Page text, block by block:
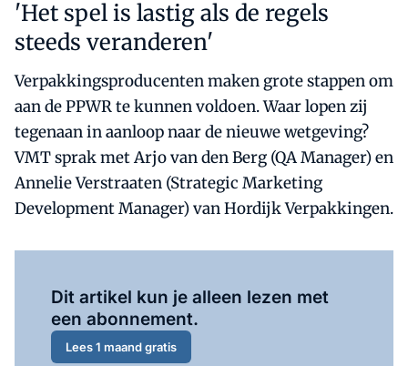
'Het spel is lastig als de regels
steeds veranderen'
Verpakkingsproducenten maken grote stappen om
aan de PPWR te kunnen voldoen. Waar lopen zij
tegenaan in aanloop naar de nieuwe wetgeving?
VMT sprak met Arjo van den Berg (QA Manager) en
Annelie Verstraaten (Strategic Marketing
Development Manager) van Hordijk Verpakkingen.
Dit artikel kun je alleen lezen met
een abonnement.
Lees 1 maand gratis